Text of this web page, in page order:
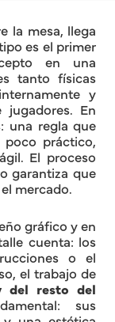
la mesa, llega
es el primer
en una
tanto físicas
y
En
una regla que
práctico,
El proceso
garantiza que
mercado.
gráfico y en
cuenta: los
o el
el trabajo de
del resto del
sus